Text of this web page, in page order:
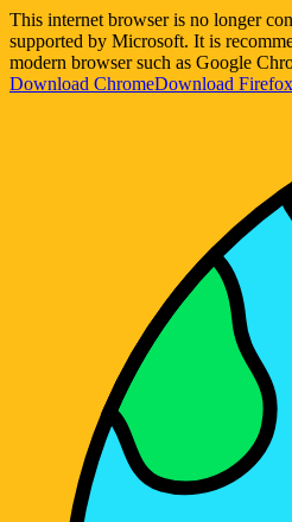
This internet browser is no longer
supported by Microsoft. It is
modern browser such as Google
Download ChromeDownload Firefox